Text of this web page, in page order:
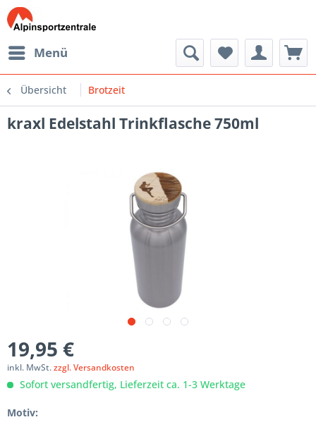
Menü
Übersicht Brotzeit
kraxl Edelstahl Trinkflasche 750ml
19,95 €
inkl. MwSt.zzgl. Versandkosten
Sofort versandfertig, Lieferzeit ca. 1-3 Werktage
Motiv: